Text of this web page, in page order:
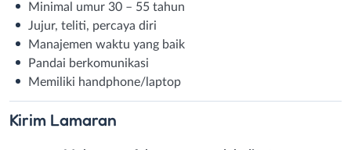
Minimal umur 30 – 55 tahun
Jujur, teliti, percaya diri
Manajemen waktu yang baik
Pandai berkomunikasi
Memiliki handphone/laptop
Kirim Lamaran